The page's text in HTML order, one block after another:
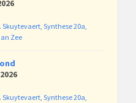
Skuytevaert, Synthese 20a,
Zee
Skuytevaert, Synthese 20a,